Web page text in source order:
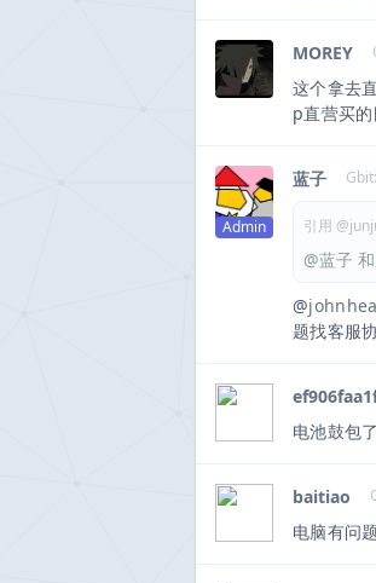
MOREY
这个拿去
p直营买
Admin
蓝子
引用
@蓝子
@
题找客服
电池鼓包
baitiao
电脑有问